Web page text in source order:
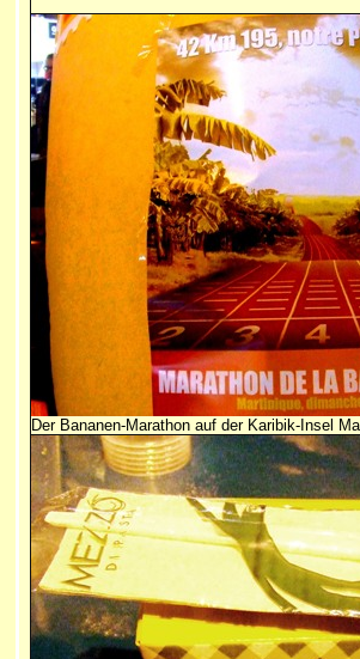
Der Bananen-Marathon auf der Karibik-Insel